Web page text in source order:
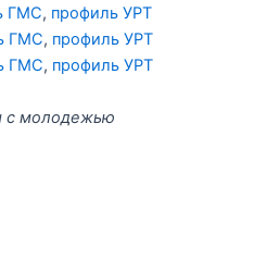
ГМС, профиль УРТ
ГМС, профиль УРТ
ГМС, профиль УРТ
с молодежью